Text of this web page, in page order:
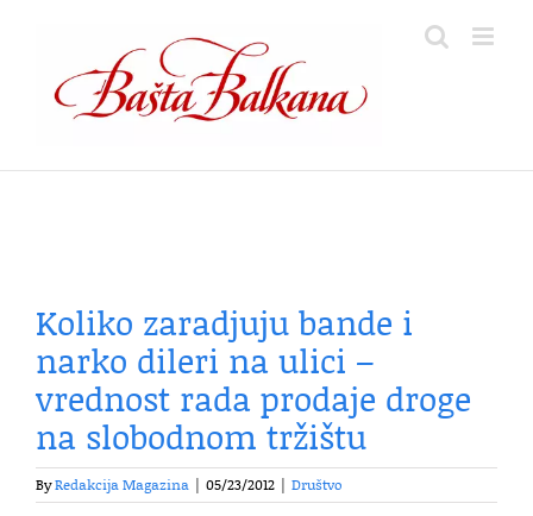
content
Koliko zaradjuju bande i
narko dileri na ulici –
vrednost rada prodaje droge
na slobodnom tržištu
ByRedakcija Magazina 05/23/2012 Društvo